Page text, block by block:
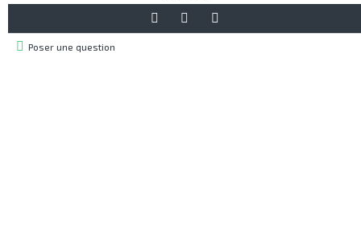
Poser une question